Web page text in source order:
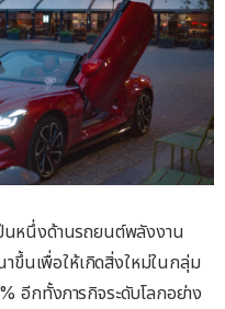
นหนึ่งด้านรถยนต์พลังงาน
ขึ้นเพื่อให้เกิดสิ่งใหม่ในกลุ่ม
อีกทั้งภารกิจระดับโลกอย่าง